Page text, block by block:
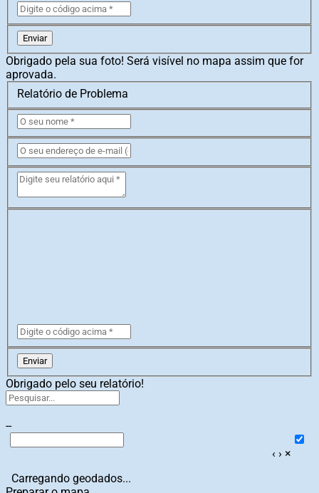
Enviar
Obrigado pela sua foto! Será visível no mapa assim que for
aprovada.
Relatório de Problema
Enviar
Obrigado pelo seu relatório!
--
‹ › ×
Carregando geodados...